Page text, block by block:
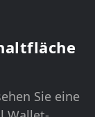
Sie eine